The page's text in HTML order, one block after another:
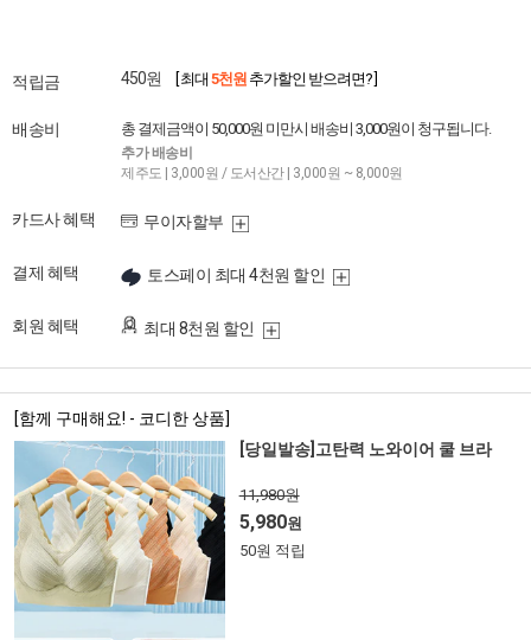
적립금 450원 [ 최대 5천원 추가할인 받으려면? ]
배송비 총 결제금액이 50,000원 미만시 배송비 3,000원이 청구됩니다.
추가 배송비
제주도 | 3,000원 / 도서산간 | 3,000원 ~ 8,000원
카드사 혜택 무이자할부
결제 혜택 토스페이 최대 4천원 할인
회원 혜택 최대 8천원 할인
[함께 구매해요! - 코디한 상품]
[당일발송]고탄력 노와이어 쿨 브라
11,980원
5,980원
50원 적립